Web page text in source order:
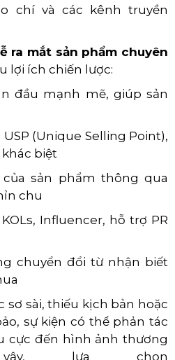
chí và các kênh truyền
ra mắt sản phẩm chuyên
lợi ích chiến lược:
đầu mạnh mẽ, giúp sản
(Unique Selling Point),
biệt
sản phẩm thông qua
chu
Influencer, hỗ trợ PR
chuyển đổi từ nhận biết
sơ sài, thiếu kịch bản hoặc
sự kiện có thể phản tác
cực đến hình ảnh thương
lựa chọn